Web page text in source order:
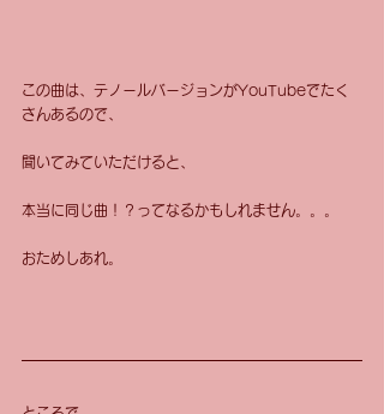
この曲は、テノールバージョンがYouTubeでたく
さんあるので、
聞いてみていただけると、
本当に同じ曲！？ってなるかもしれません。。。
おためしあれ。